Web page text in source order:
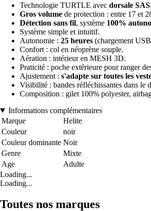
Technologie TURTLE avec dorsale
Gros volume de protection : entre 17 et
Détection sans fil, système 100%
Système simple et intuitif.
Autonomie : 25 heures (chargement
Confort : col en néoprène souple.
Aération : intérieur en MESH 3D.
Praticité : poche extérieure pour ranger
Ajustement : s'adapte sur toutes les
Visibilité : bandes réfléchissantes dans le
Composition : gilet 100% polyester,
Informations complémentaires
Marque
Helite
Couleur
noir
Couleur dominante Noir
Genre
Mixte
Age
Adulte
Loading...
Loading...
Toutes nos marques